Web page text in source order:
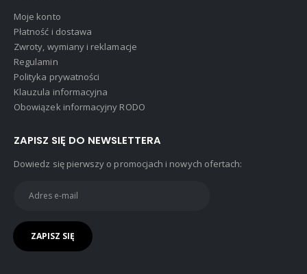
Moje konto
Płatność i dostawa
Zwroty, wymiany i reklamacje
Regulamin
Polityka prywatności
Klauzula informacyjna
Obowiązek informacyjny RODO
ZAPISZ SIĘ DO NEWSLETTERA
Dowiedz się pierwszy o promocjach i nowych ofertach: